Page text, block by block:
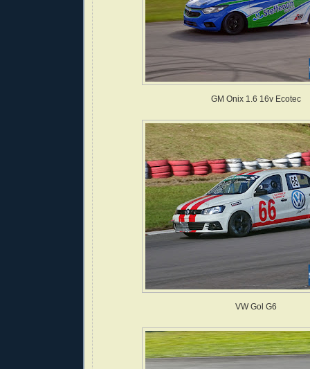
GM Onix 1.6 16v Ecotec
VW Gol G6